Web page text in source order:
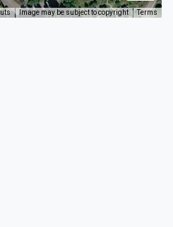
Image may be subject to copyright Terms